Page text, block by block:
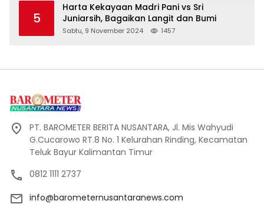
5
Harta Kekayaan Madri Pani vs Sri
Juniarsih, Bagaikan Langit dan Bumi
Sabtu, 9 November 2024 1457
PT. BAROMETER BERITA NUSANTARA, Jl. Mis Wahyudi
G.Cucarowo RT.8 No. 1 Kelurahan Rinding, Kecamatan
Teluk Bayur Kalimantan Timur
0812 1111 2737
info@barometernusantaranews.com